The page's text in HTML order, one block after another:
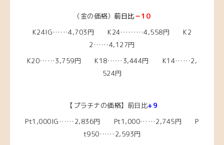
（金の価格） 前日比－10
K24IG……4,703円 K24………4,558円 K2
2……4,127円
K20……3,759円 K18……3,444円 K14……2,
524円
【プラチナの価格】前日比+9
Pt1,000IG……2,836円 Pt1,000……2,745円 P
t950……2,593円